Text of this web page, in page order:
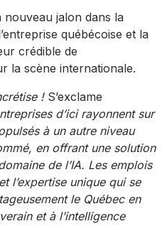
jalon dans la
québécoise et la
crédible de
la scène internationale.
!S’exclame
d’ici rayonnent sur
à un autre niveau
en offrant une solution
de l’IA. Les emplois
l’expertise unique qui se
le Québec en
et à l’intelligence